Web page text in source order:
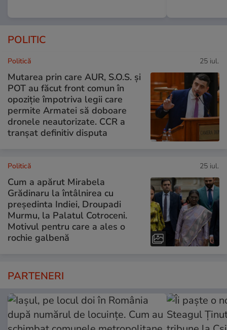
POLITIC
Politică 25 iul.
Mutarea prin care AUR, S.O.S. și
POT au făcut front comun în
opoziție împotriva legii care
permite Armatei să doboare
dronele neautorizate. CCR a
tranșat definitiv disputa
Politică 25 iul.
Cum a apărut Mirabela
Grădinaru la întâlnirea cu
președinta Indiei, Droupadi
Murmu, la Palatul Cotroceni.
Motivul pentru care a ales o
rochie galbenă
PARTENERI